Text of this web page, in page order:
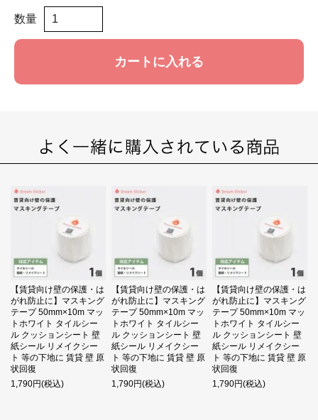
数量
カートに入れる
【賃貸向け壁の保護・は
がれ防止に】マスキング
テープ 50mm×10m マッ
トホワイト タイルシー
ル クッションシート 壁
紙シール リメイクシー
ト 等の下地に 賃貸 壁 原
状回復
1,790円(税込)
【賃貸向け壁の保護・は
がれ防止に】マスキング
テープ 50mm×10m マッ
トホワイト タイルシー
ル クッションシート 壁
紙シール リメイクシー
ト 等の下地に 賃貸 壁 原
状回復
1,790円(税込)
【賃貸向け壁の保護・は
がれ防止に】マスキング
テープ 50mm×10m マッ
トホワイト タイルシー
ル クッションシート 壁
紙シール リメイクシー
ト 等の下地に 賃貸 壁 原
状回復
1,790円(税込)